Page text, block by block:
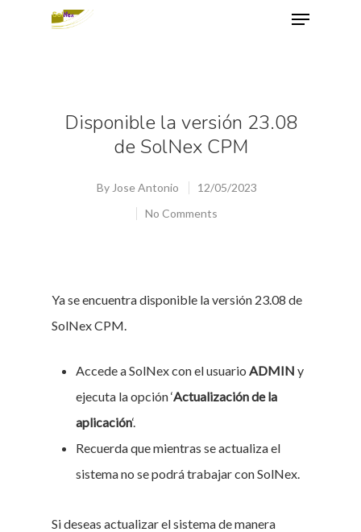
Disponible la versión 23.08
de SolNex CPM
By Jose Antonio
12/05/2023
No Comments
Ya se encuentra disponible la versión 23.08 de
SolNex CPM.
Accede a SolNex con el usuario ADMIN y
ejecuta la opción ‘Actualización de la
aplicación‘.
Recuerda que mientras se actualiza el
sistema no se podrá trabajar con SolNex.
Si deseas actualizar el sistema de manera